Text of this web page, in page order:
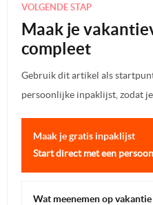
VOLGENDE STAP
Maak je
compleet
Gebruik dit artikel als
persoonlijke inpaklijst, zodat
Maak je gratis inpaklijst
Start direct met een
Wat meenemen op vakantie